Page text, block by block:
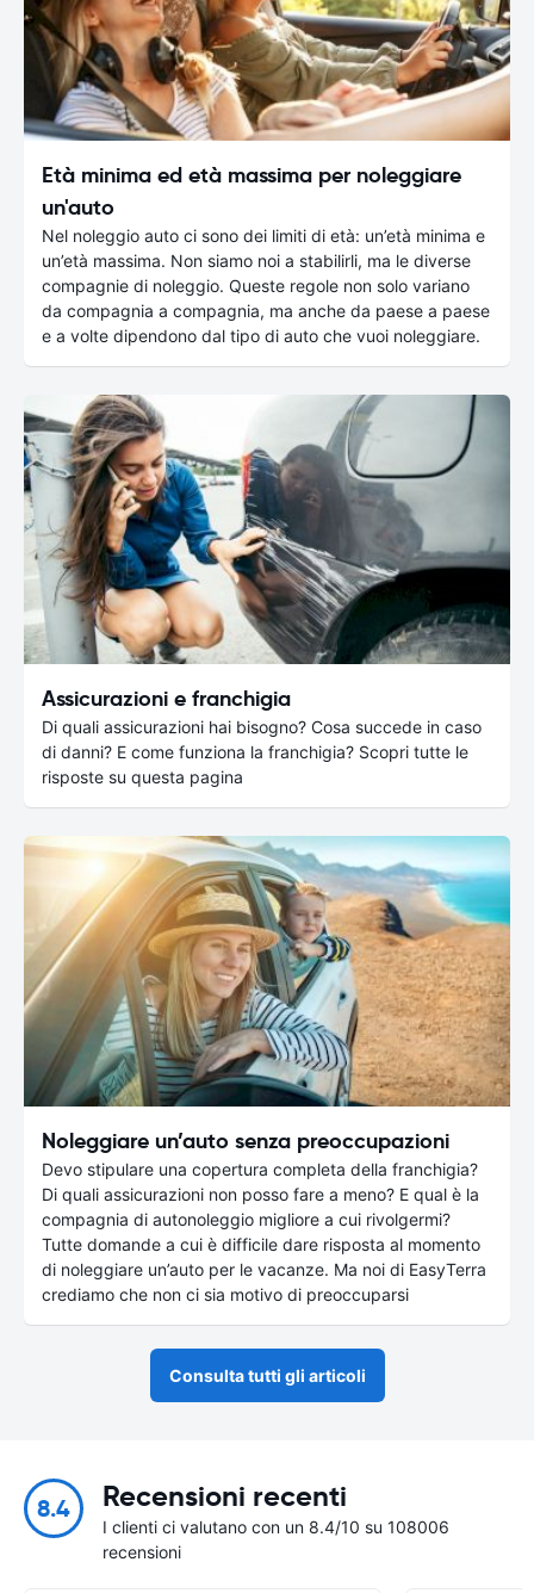
Età minima ed età massima per noleggiare
un'auto
Nel noleggio auto ci sono dei limiti di età: un’età minima e
un’età massima. Non siamo noi a stabilirli, ma le diverse
compagnie di noleggio. Queste regole non solo variano
da compagnia a compagnia, ma anche da paese a paese
e a volte dipendono dal tipo di auto che vuoi noleggiare.
Assicurazioni e franchigia
Di quali assicurazioni hai bisogno? Cosa succede in caso
di danni? E come funziona la franchigia? Scopri tutte le
risposte su questa pagina
Noleggiare un’auto senza preoccupazioni
Devo stipulare una copertura completa della franchigia?
Di quali assicurazioni non posso fare a meno? E qual è la
compagnia di autonoleggio migliore a cui rivolgermi?
Tutte domande a cui è difficile dare risposta al momento
di noleggiare un’auto per le vacanze. Ma noi di EasyTerra
crediamo che non ci sia motivo di preoccuparsi
Consulta tutti gli articoli
8.4 Recensioni recenti
I clienti ci valutano con un 8.4/10 su 108006
recensioni